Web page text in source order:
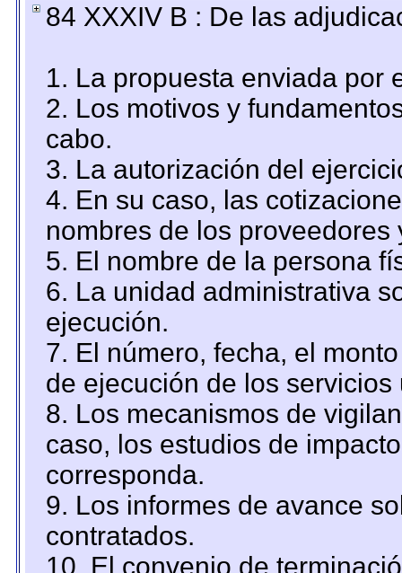
84 XXXIV B : De las
1. La propuesta enviada por
2. Los motivos y
cabo.
3. La autorización del
4. En su caso, las
nombres de los proveedores
5. El nombre de la persona
6. La unidad administrativa
ejecución.
7. El número, fecha, el
de ejecución de los servicios
8. Los mecanismos de
caso, los estudios de
corresponda.
9. Los informes de avance
contratados.
10. El convenio de